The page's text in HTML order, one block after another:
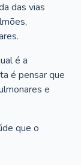
das vias
é a
é pensar que
e
que o